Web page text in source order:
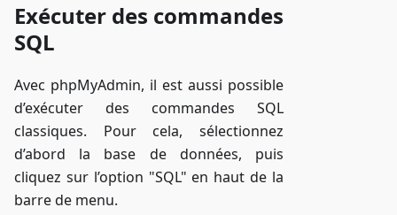
Exécuter des commandes
SQL
Avec phpMyAdmin, il est aussi possible
d’exécuter des commandes SQL
classiques. Pour cela, sélectionnez
d’abord la base de données, puis
cliquez sur l’option "SQL" en haut de la
barre de menu.